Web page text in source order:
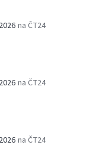
na ČT24
na ČT24
na ČT24